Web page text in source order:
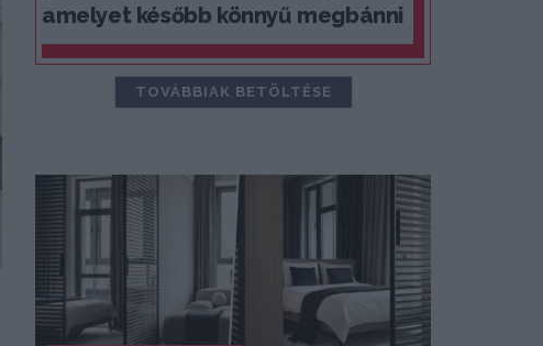
amelyet később könnyű megbánni
TOVÁBBIAK BETÖLTÉSE